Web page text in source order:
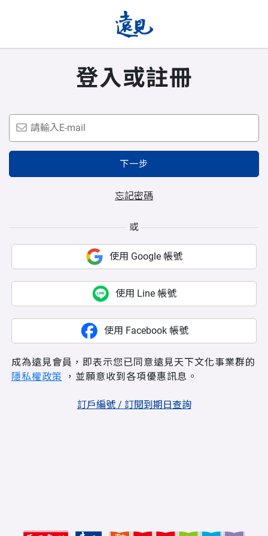
登入或註冊
下一步
忘記密碼
或
使用 Google 帳號
使用 Line 帳號
使用 Facebook 帳號
成為遠見會員，即表示您已同意遠見天下文化事業群的
隱私權政策 ，並願意收到各項優惠訊息。
訂戶編號 / 訂閱到期日查詢